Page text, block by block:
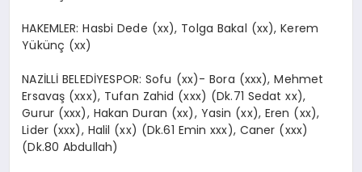
HAKEMLER: Hasbi Dede (xx), Tolga Bakal (xx), Kerem
Yükünç (xx)
NAZİLLİ BELEDİYESPOR: Sofu (xx)- Bora (xxx), Mehmet
Ersavaş (xxx), Tufan Zahid (xxx) (Dk.71 Sedat xx),
Gurur (xxx), Hakan Duran (xx), Yasin (xx), Eren (xx),
Lider (xxx), Halil (xx) (Dk.61 Emin xxx), Caner (xxx)
(Dk.80 Abdullah)